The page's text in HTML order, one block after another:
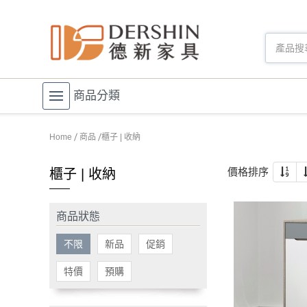
商品分類
Home 商品 櫃子 | 收納
櫃子 | 收納
商品狀態
不限 新品 促銷
特價 預購
價格排序